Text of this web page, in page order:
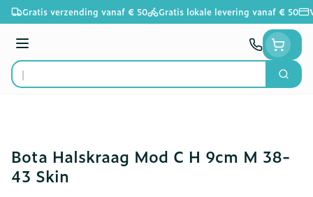
Ga naar de inhoud
Gratis verzending vanaf € 50 Gratis lokale levering vanaf € 50
Menu
Product, merk, categorie...
Zoek
Bota Halskraag Mod C H 9cm M 38-
43 Skin